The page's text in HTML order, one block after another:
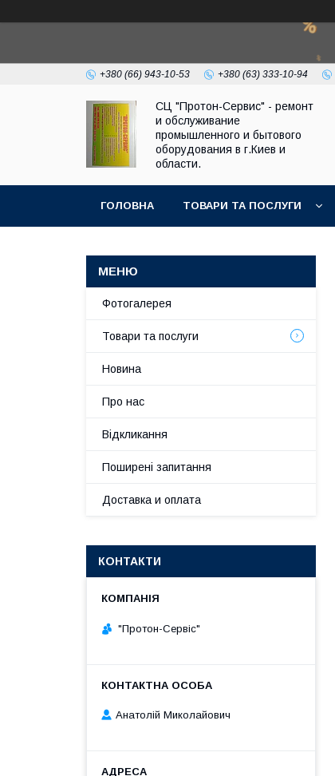
+380 (66) 943-10-53 +380 (63) 333-10-94
СЦ "Протон-Сервис" - ремонт
и обслуживание
промышленного и бытового
оборудования в г.Киев и
области.
ГОЛОВНА ТОВАРИ ТА ПОСЛУГИ
Фотогалерея
Товари та послуги
Новина
Про нас
Відкликання
Поширені запитання
Доставка и оплата
КОНТАКТИ
"Протон-Сервіс"
Анатолій Миколайович